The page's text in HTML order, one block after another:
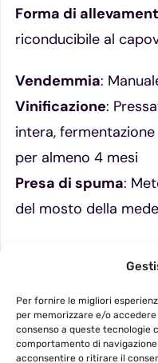
Per fornire le migliori
per memorizzare e/o
consenso a queste tecnologie
comportamento di
acconsentire o ritirare il
Forma di
riconducibile al
Vendemmia:
Vinificazione:
intera,
per almeno 4 mesi
Presa di spuma:
del mosto della
conformazione del
conferiscono
gialla e un gusto